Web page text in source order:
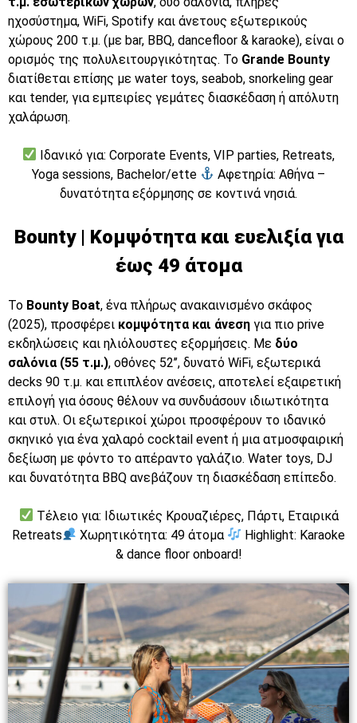
ηχοσύστημα, WiFi, Spotify και άνετους εξωτερικούς
χώρους 200 τ.μ. (με bar, BBQ, dancefloor & karaoke), είναι ο
ορισμός της πολυλειτουργικότητας. Το Grande Bounty
διατίθεται επίσης με water toys, seabob, snorkeling gear
και tender, για εμπειρίες γεμάτες διασκέδαση ή απόλυτη
χαλάρωση.
Ιδανικό για: Corporate Events, VIP parties, Retreats,
Yoga sessions, Bachelor/ette
Αφετηρία: Αθήνα –
δυνατότητα εξόρμησης σε κοντινά νησιά.
Bounty | Κομψότητα και ευελιξία για
έως 49 άτομα
Το Bounty Boat, ένα πλήρως ανακαινισμένο σκάφος
(2025), προσφέρει κομψότητα και άνεση για πιο prive
εκδηλώσεις και ηλιόλουστες εξορμήσεις. Με δύο
σαλόνια (55 τ.μ.), οθόνες 52’’, δυνατό WiFi, εξωτερικά
decks 90 τ.μ. και επιπλέον ανέσεις, αποτελεί εξαιρετική
επιλογή για όσους θέλουν να συνδυάσουν ιδιωτικότητα
και στυλ. Οι εξωτερικοί χώροι προσφέρουν το ιδανικό
σκηνικό για ένα χαλαρό cocktail event ή μια ατμοσφαιρική
δεξίωση με φόντο το απέραντο γαλάζιο. Water toys, DJ
και δυνατότητα BBQ ανεβάζουν τη διασκέδαση επίπεδο.
Τέλειο για: Ιδιωτικές Κρουαζιέρες, Πάρτι, Εταιρικά
Retreats
Χωρητικότητα: 49 άτομα
Highlight: Karaoke
& dance floor onboard!